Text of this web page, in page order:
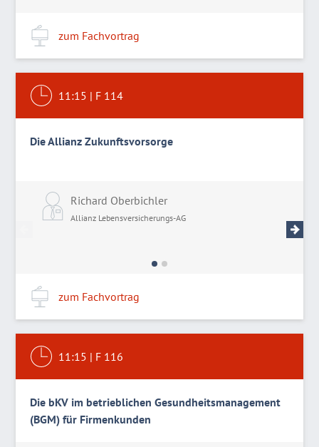
zum Fachvortrag
11:15 | F 114
Die Allianz Zukunftsvorsorge
Richard Oberbichler
Allianz Lebensversicherungs-AG
zum Fachvortrag
11:15 | F 116
Die bKV im betrieblichen Gesundheitsmanagement
(BGM) für Firmenkunden